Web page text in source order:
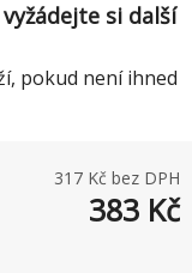
317 Kč bez DPH
383 Kč
si další
pokud není ihned